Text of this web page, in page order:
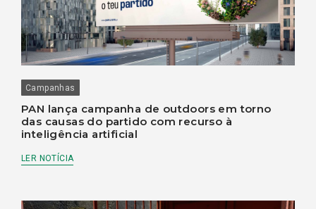
Campanhas
PAN lança campanha de outdoors em torno
das causas do partido com recurso à
inteligência artificial
LER NOTÍCIA